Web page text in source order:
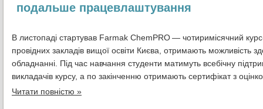
подальше працевлаштування
В листопаді стартував Farmak ChemPRO — чотиримісячний
провідних закладів вищої освіти Києва, отримають можливість
обладнанні. Під час навчання студенти матимуть всебічну
викладачів курсу, а по закінченню отримають сертифікат з
Читати повністю »